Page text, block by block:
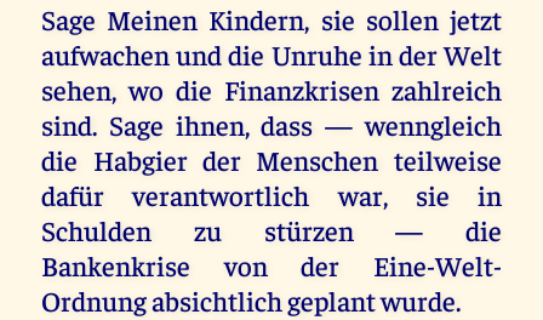
Sage Meinen Kindern, sie sollen jetzt
aufwachen und die Unruhe in der Welt
sehen, wo die Finanzkrisen zahlreich
sind. Sage ihnen, dass — wenngleich
die Habgier der Menschen teilweise
dafür verantwortlich war, sie in
Schulden zu stürzen — die
Bankenkrise von der Eine-Welt-
Ordnung absichtlich geplant wurde.